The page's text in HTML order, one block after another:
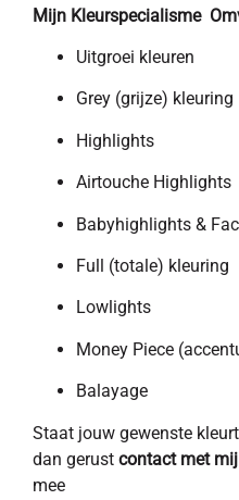
Mijn Kleurspecialisme
Uitgroei kleuren
Grey (grijze) kleuring
Highlights
Airtouche Highlights
Babyhighlights &
Full (totale) kleuring
Lowlights
Money Piece
Balayage
Staat jouw gewenste
dan gerust contact met
mee